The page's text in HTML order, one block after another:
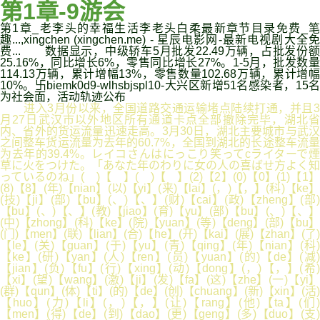
第1章-9游会
第1章_老李头的幸福生活李老头白柔最新章节目录免费_笔
趣...,xingchen (xingchen.me) - 星辰电影网-最新电视剧大全免
费... 数据显示，中级轿车5月批发22.49万辆，占批发份额
25.16%，同比增长6%，零售同比增长27%。1-5月，批发数量
114.13万辆，累计增幅13%，零售数量102.68万辆，累计增幅
10%。卐biemk0d9-wlhsbjspl10-大兴区新增51名感染者，15名
为社会面，活动轨迹公布
进入3月份以来，全国道路交通运输堵点陆续打通，并且3
月27日武汉市以外地区所有通道卡点全部撤除完毕，湖北省
内、省外的货运流量迅速走高。3月30日，湖北主要城市与武汉
之间整车货运流量为去年的60.7%，全国到湖北的长途整车流量
为去年的39.4%。レイコさんはにっこり笑ってcライターで煙
草に火をつけた。「あなた年のわりに女の人の喜ばせ方よく知
っているのね」( )【 】( )【 】(2)【2】(0)【0】(1)【1】
(8)【8】(年)【nian】(以)【yi】(来)【lai】(，)【，】(科)【ke】
(技)【ji】(部)【bu】(、)【、】(财)【cai】(政)【zheng】(部)
【bu】(、)【、】(教)【jiao】(育)【yu】(部)【bu】(、)【、】
(中)【zhong】(科)【ke】(院)【yuan】(等)【deng】(部)【bu】
(门)【men】(联)【lian】(合)【he】(开)【kai】(展)【zhan】(了)
【le】(关)【guan】(于)【yu】(青)【qing】(年)【nian】(科)
【ke】(研)【yan】(人)【ren】(员)【yuan】(的)【de】(减)
【jian】(负)【fu】(行)【xing】(动)【dong】(，)【，】(希)
【xi】(望)【wang】(激)【ji】(发)【fa】(这)【zhe】(一)【yi】
(群)【qun】(体)【ti】(的)【de】(创)【chuang】(新)【xin】(活)
【huo】(力)【li】(，)【，】(让)【rang】(他)【ta】(们)
【men】(得)【de】(到)【dao】(更)【geng】(多)【duo】(支)